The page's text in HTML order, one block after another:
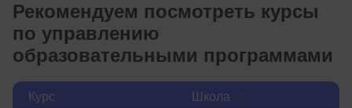
Рекомендуем посмотреть курсы
по управлению
образовательными программами
Курс Школа